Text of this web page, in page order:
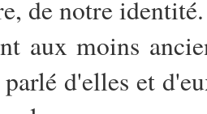
de notre
aux moins
d'elles et